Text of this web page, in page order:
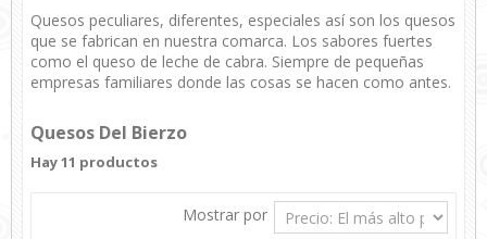
Quesos peculiares, diferentes, especiales así son los quesos
que se fabrican en nuestra comarca. Los sabores fuertes
como el queso de leche de cabra. Siempre de pequeñas
empresas familiares donde las cosas se hacen como antes.
Quesos Del Bierzo
Hay 11 productos
Mostrar por